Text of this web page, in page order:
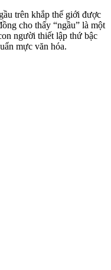
trên khắp thế giới được
cho thấy “ngầu” là một
người thiết lập thứ bậc
mực văn hóa.